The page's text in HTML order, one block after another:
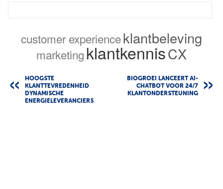
customer experienceklantbeleving
marketingklantkennisCX
HOOGSTE
KLANTTEVREDENHEID
DYNAMISCHE
ENERGIELEVERANCIERS
BIOGROEI LANCEERT AI-
CHATBOT VOOR 24/7
KLANTONDERSTEUNING